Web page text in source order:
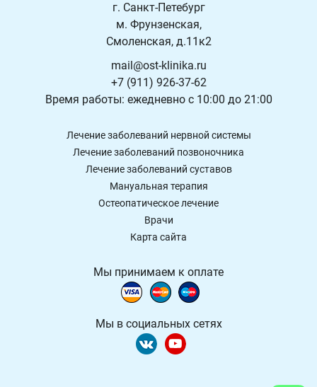
г. Санкт-Петебург
м. Фрунзенская,
Смоленская, д.11к2
mail@ost-klinika.ru
+7 (911) 926-37-62
Время работы: ежедневно с 10:00 до 21:00
Лечение заболеваний нервной системы
Лечение заболеваний позвоночника
Лечение заболеваний суставов
Мануальная терапия
Остеопатическое лечение
Врачи
Карта сайта
Мы принимаем к оплате
Мы в социальных сетях